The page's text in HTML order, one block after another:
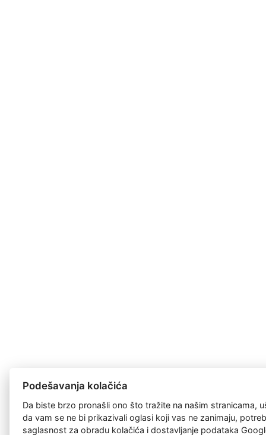
Podešavanja kolačića
Da biste brzo pronašli ono što tražite na našim stranicama,
da vam se ne bi prikazivali oglasi koji vas ne zanimaju,
saglasnost zaobradu kolačića i dostavljanje podataka